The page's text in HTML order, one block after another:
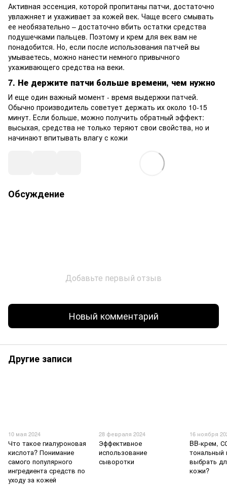
Активная эссенция, которой пропитаны патчи, достаточно
увлажняет и ухаживает за кожей век. Чаще всего смывать
ее необязательно – достаточно вбить остатки средства
подушечками пальцев. Поэтому и крем для век вам не
понадобится. Но, если после использования патчей вы
умываетесь, можно нанести немного привычного
ухаживающего средства на веки.
7. Не держите патчи больше времени, чем нужно
И еще один важный момент - время выдержки патчей.
Обычно производитель советует держать их около 10-15
минут. Если больше, можно получить обратный эффект:
высыхая, средства не только теряют свои свойства, но и
начинают впитывать влагу с кожи
Обсуждение
Добавьте первый отзыв
Новый комментарий
Другие записи
10 мая 2024
Что такое гиалуроновая
кислота? Понимание
самого популярного
ингредиента средств по
уходу за кожей
28 февраля 2024
Эффективное
использование
сыворотки
16 ноября
BB-крем,
тональный
выбрать
кожи?